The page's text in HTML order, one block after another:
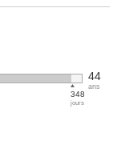
348
jours
44
ans